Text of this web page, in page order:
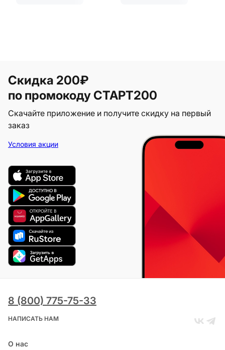
Скидка 200₽
по промокоду СТАРТ200
Скачайте приложение и получите скидку на первый
заказ
Условия акции
8 (800) 775-75-33
НАПИСАТЬ НАМ
О нас